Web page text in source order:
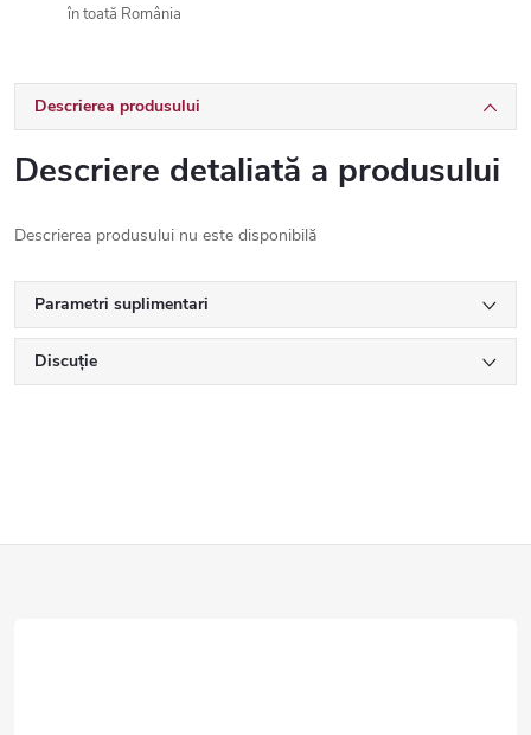
în toată România
Descrierea produsului
Descriere detaliată a produsului
Descrierea produsului nu este disponibilă
Parametri suplimentari
Discuţie